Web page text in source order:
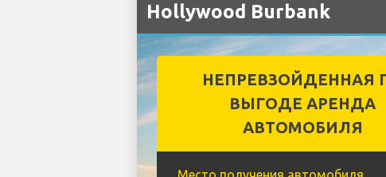
Hollywood Burbank
НЕПРЕВЗОЙДЕННАЯ
ВЫГОДЕ АРЕНДА
АВТОМОБИЛЯ